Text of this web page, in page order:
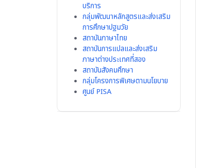
บริการ
กลุ่มพัฒนาหลักสูตรและส่งเสริม
การศึกษาปฐมวัย
สถาบันภาษาไทย
สถาบันการแปลและส่งเสริม
ภาษาต่างประเทศที่สอง
สถาบันสังคมศึกษา
กลุ่มโครงการพิเศษตามนโยบาย
ศูนย์ PISA